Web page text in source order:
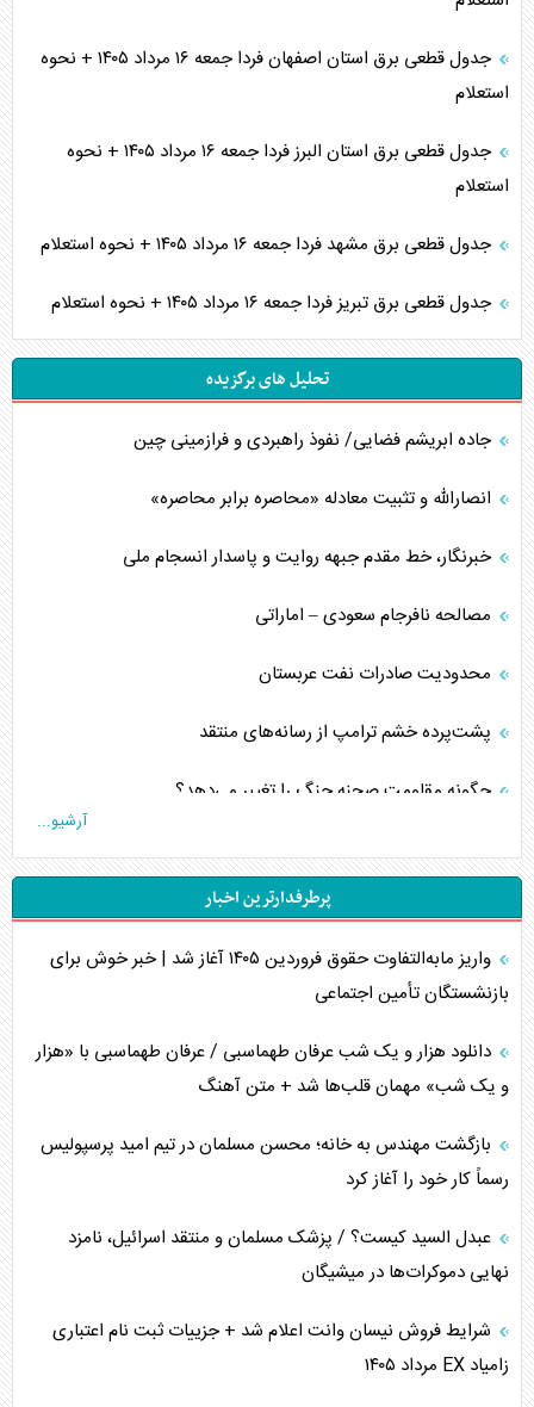
جدول قطعی برق استان اصفهان فردا جمعه ۱۶ مرداد ۱۴۰۵ + نحوه
استعلام
جدول قطعی برق استان البرز فردا جمعه ۱۶ مرداد ۱۴۰۵ + نحوه
استعلام
جدول قطعی برق مشهد فردا جمعه ۱۶ مرداد ۱۴۰۵ + نحوه استعلام
جدول قطعی برق تبریز فردا جمعه ۱۶ مرداد ۱۴۰۵ + نحوه استعلام
تحلیل های برگزیده
جاده ابریشم فضایی/ نفوذ راهبردی و فرازمینی چین
انصارالله و تثبیت معادله «محاصره برابر محاصره»
خبرنگار، خط مقدم جبهه روایت و پاسدار انسجام ملی
مصالحه نافرجام سعودی – اماراتی
محدودیت صادرات نفت عربستان
پشت‌پرده خشم ترامپ از رسانه‌های منتقد
چگونه مقاومت صحنه جنگ را تغییر می‌دهد؟
جنگ رمضان و معضل حضور نظامیان آمریکایی
تحلیل جامع پدیده تراستی‌ها
تأثیر جنگ ایران و آمریکا بر اقتصاد جهانی
اربعین، کابوس مشترک تل‌آویو-واشنگتن
برنامه هفتم توسعه در نقطه کور سیاستگذاری
کنوانسیون دریای خزر در راستای منافع ملی است؟
اوکراین بازوی مخرب آمریکا در غرب آسیا
اهمیت راهبردی اردن برای آمریکا
پیام، ظرفیت بالفعل‌نشده تجارت ایران
آرشیو...
پرطرفدارترین اخبار
واریز مابه‌التفاوت حقوق فروردین ۱۴۰۵ آغاز شد | خبر خوش برای
بازنشستگان تأمین اجتماعی
دانلود هزار و یک شب عرفان طهماسبی / عرفان طهماسبی با «هزار
و یک شب» مهمان قلب‌ها شد + متن آهنگ
بازگشت مهندس به خانه؛ محسن مسلمان در تیم امید پرسپولیس
رسماً کار خود را آغاز کرد
عبدل السید کیست؟ / پزشک مسلمان و منتقد اسرائیل، نامزد
نهایی دموکرات‌ها در میشیگان
شرایط فروش نیسان وانت اعلام شد + جزییات ثبت نام اعتباری
زامیاد EX مرداد ۱۴۰۵